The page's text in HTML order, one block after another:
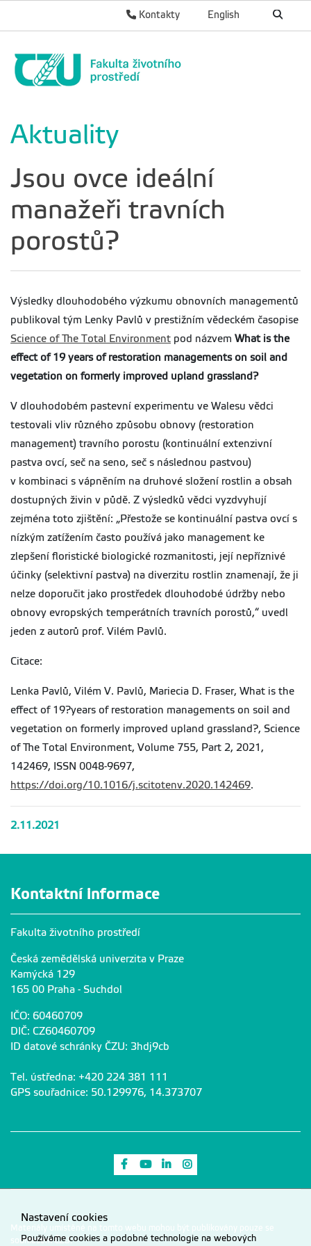
English
Kontakty
Aktuality
Jsou ovce ideální
manažeři travních
porostů?
Výsledky dlouhodobého výzkumu obnovních managementů
publikoval tým Lenky Pavlů v prestižním vědeckém časopise
Science of The Total Environment pod názvem What is the
effect of 19 years of restoration managements on soil and
vegetation on formerly improved upland grassland?
V dlouhodobém pastevní experimentu ve Walesu vědci
testovali vliv různého způsobu obnovy (restoration
management) travního porostu (kontinuální extenzivní
pastva ovcí, seč na seno, seč s následnou pastvou)
v kombinaci s vápněním na druhové složení rostlin a obsah
dostupných živin v půdě. Z výsledků vědci vyzdvyhují
zejména toto zjištění: „Přestože se kontinuální pastva ovcí s
nízkým zatížením často používá jako management ke
zlepšení floristické biologické rozmanitosti, její nepříznivé
účinky (selektivní pastva) na diverzitu rostlin znamenají, že ji
nelze doporučit jako prostředek dlouhodobé údržby nebo
obnovy evropských temperátních travních porostů,“ uvedl
jeden z autorů prof. Vilém Pavlů.
Citace:
Lenka Pavlů, Vilém V. Pavlů, Mariecia D. Fraser, What is the
effect of 19?years of restoration managements on soil and
vegetation on formerly improved upland grassland?, Science
of The Total Environment, Volume 755, Part 2, 2021,
142469, ISSN 0048-9697,
https://doi.org/10.1016/j.scitotenv.2020.142469.
2.11.2021
Kontaktní informace
Fakulta životního prostředí
Česká zemědělská univerzita v Praze
Kamýcká 129
165 00 Praha - Suchdol
IČO: 60460709
DIČ: CZ60460709
ID datové schránky ČZU: 3hdj9cb
Tel. ústředna: +420 224 381 111
GPS souřadnice: 50.129976, 14.373707
Odkaz na Facebook
Odkaz na Youtube
Odkaz na LinkedIn
Materiály umístěné na tomto webu mohou být publikovány pouze se
souhlasem ČZU.
Nastavení cookies
Používáme cookies a podobné technologie na webových